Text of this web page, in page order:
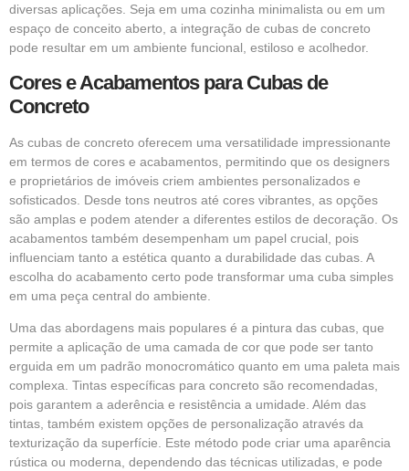
diversas aplicações. Seja em uma cozinha minimalista ou em um
espaço de conceito aberto, a integração de cubas de concreto
pode resultar em um ambiente funcional, estiloso e acolhedor.
Cores e Acabamentos para Cubas de
Concreto
As cubas de concreto oferecem uma versatilidade impressionante
em termos de cores e acabamentos, permitindo que os designers
e proprietários de imóveis criem ambientes personalizados e
sofisticados. Desde tons neutros até cores vibrantes, as opções
são amplas e podem atender a diferentes estilos de decoração. Os
acabamentos também desempenham um papel crucial, pois
influenciam tanto a estética quanto a durabilidade das cubas. A
escolha do acabamento certo pode transformar uma cuba simples
em uma peça central do ambiente.
Uma das abordagens mais populares é a pintura das cubas, que
permite a aplicação de uma camada de cor que pode ser tanto
erguida em um padrão monocromático quanto em uma paleta mais
complexa. Tintas específicas para concreto são recomendadas,
pois garantem a aderência e resistência a umidade. Além das
tintas, também existem opções de personalização através da
texturização da superfície. Este método pode criar uma aparência
rústica ou moderna, dependendo das técnicas utilizadas, e pode